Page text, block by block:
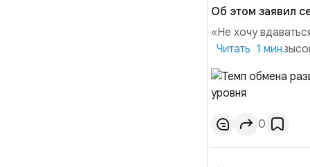
Об этом заявил
«Не хочу
Марк Уорнер,
использование
наносить удары
Читать 1 мин.
0